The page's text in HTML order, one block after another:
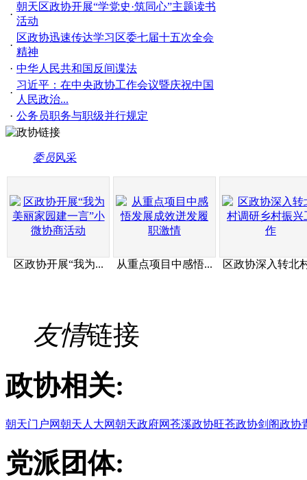
·
朝天区政协开展“学党史·筑同心”主题读书
活动
·
区政协迅速传达学习区委七届十五次全会
精神
· 中华人民共和国反间谍法
·
习近平：在中央政协工作会议暨庆祝中国
人民政治...
· 公务员职务与职级并行规定
委员风采
区政协开展“我为... 从重点项目中感悟... 区政协深入转北
友情链接
政协相关:
朝天门户网朝天人大网朝天政府网苍溪政协旺苍政协剑阁政协
党派团体: